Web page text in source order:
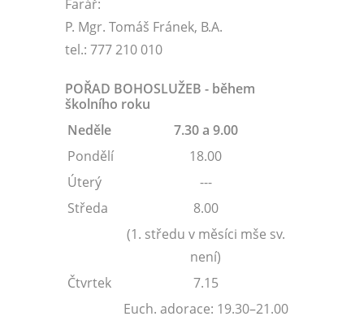
Farář:
P. Mgr. Tomáš Fránek, B.A.
tel.: 777 210 010
POŘAD BOHOSLUŽEB - během
školního roku
Neděle
7.30 a 9.00
Pondělí
18.00
Úterý
---
Středa
8.00
(1. středu v měsíci mše sv.
není)
Čtvrtek
7.15
Euch. adorace: 19.30–21.00